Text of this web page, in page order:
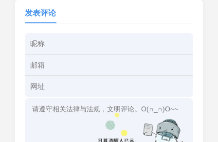
发表评论